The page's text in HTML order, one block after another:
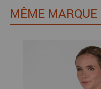
MÊME MARQUE